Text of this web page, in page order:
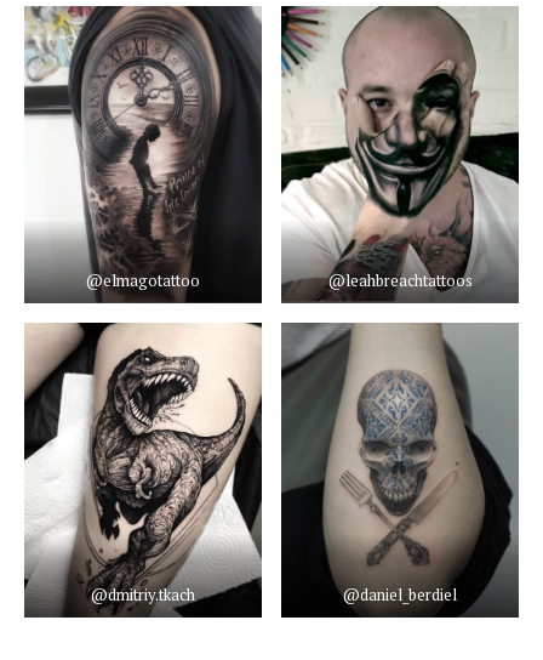
@elmagotattoo @leahbreachtattoos
@dmitriy.tkach @daniel_berdiel